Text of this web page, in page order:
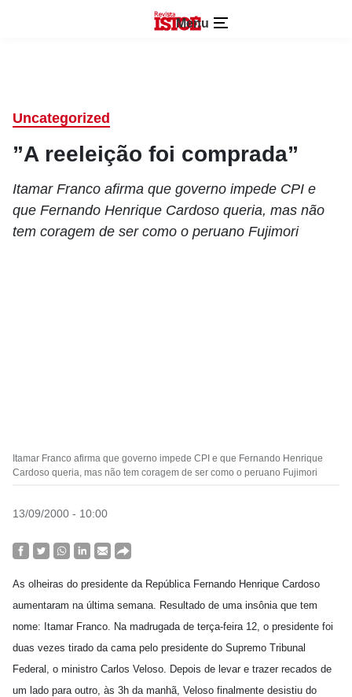
Menu
Uncategorized
”A reeleição foi comprada”
Itamar Franco afirma que governo impede CPI e
que Fernando Henrique Cardoso queria, mas não
tem coragem de ser como o peruano Fujimori
Itamar Franco afirma que governo impede CPI e que Fernando Henrique
Cardoso queria, mas não tem coragem de ser como o peruano Fujimori
13/09/2000 - 10:00
As olheiras do presidente da República Fernando Henrique Cardoso
aumentaram na última semana. Resultado de uma insônia que tem
nome: Itamar Franco. Na madrugada de terça-feira 12, o presidente foi
duas vezes tirado da cama pelo presidente do Supremo Tribunal
Federal, o ministro Carlos Veloso. Depois de levar e trazer recados de
um lado para outro, às 3h da manhã, Veloso finalmente desistiu do